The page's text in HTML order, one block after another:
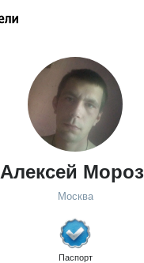
Алексей Мороз
Москва
Паспорт